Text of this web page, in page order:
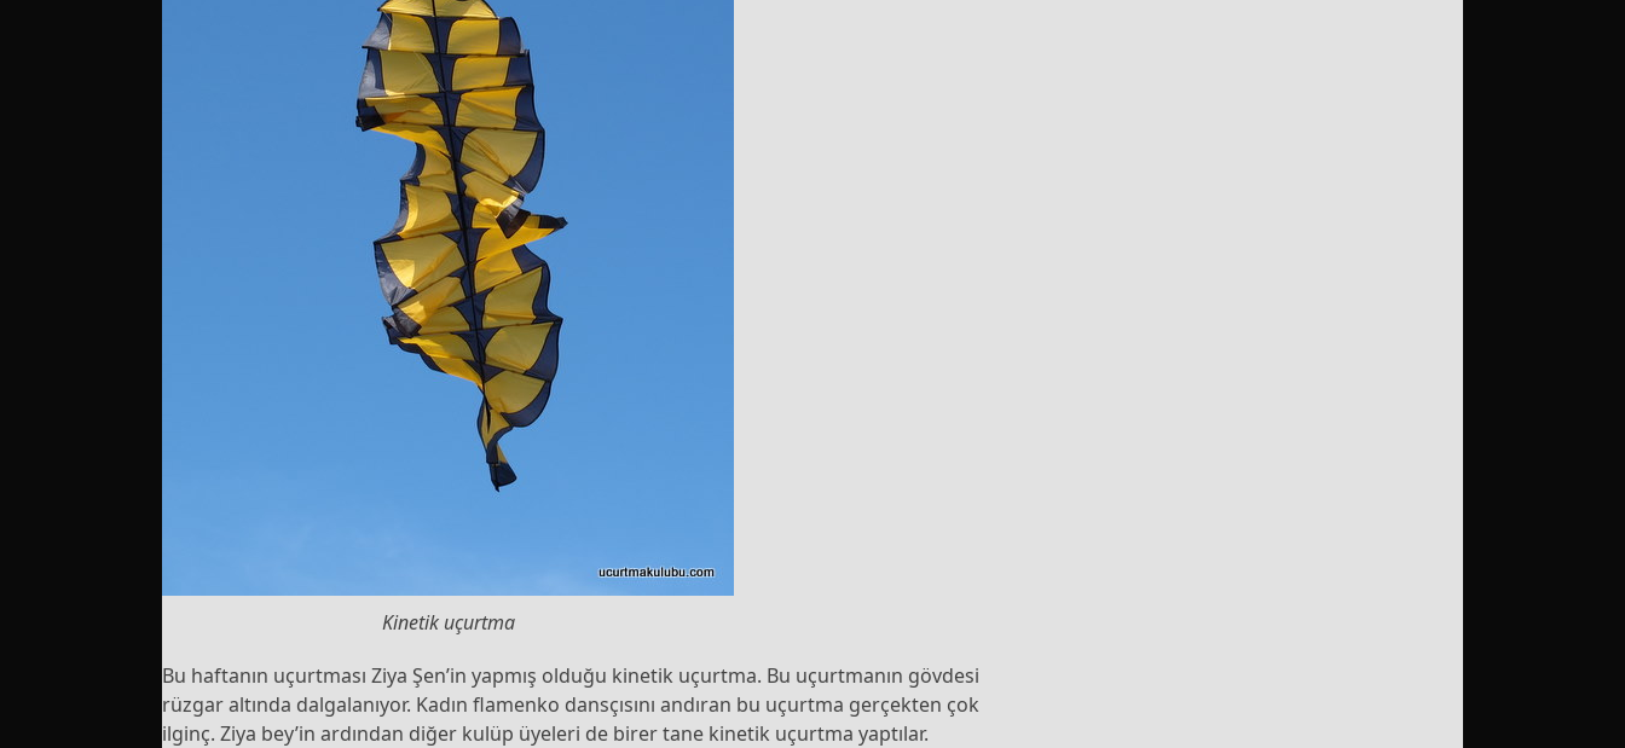
Kinetik uçurtma
Bu haftanın uçurtması Ziya Şen’in yapmış olduğu kinetik uçurtma. Bu uçurtmanın gövdesi
rüzgar altında dalgalanıyor. Kadın flamenko dansçısını andıran bu uçurtma gerçekten çok
ilginç. Ziya bey’in ardından diğer kulüp üyeleri de birer tane kinetik uçurtma yaptılar.